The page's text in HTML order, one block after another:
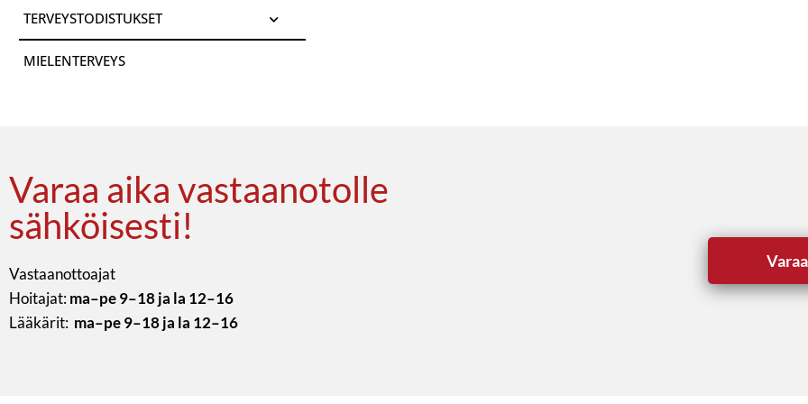
TERVEYSTODISTUKSET
MIELENTERVEYS
Varaa aika vastaanotolle
sähköisesti!
Vastaanottoajat
Hoitajat:ma–pe 9–18 ja la 12–16
Lääkärit: ma–pe 9–18 ja la 12–16